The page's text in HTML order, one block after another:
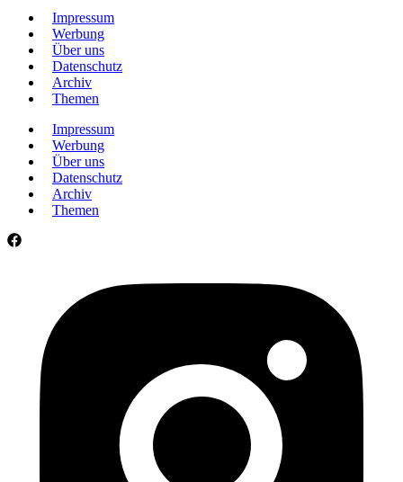
Impressum
Werbung
Über uns
Datenschutz
Archiv
Themen
Impressum
Werbung
Über uns
Datenschutz
Archiv
Themen